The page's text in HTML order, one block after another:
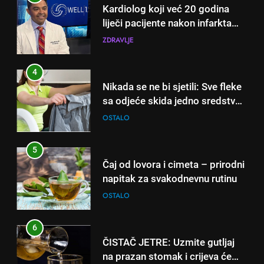
Kardiolog koji već 20 godina
liječi pacijente nakon infarkta
otkrio: Ove 4 jutarnje navike
dana!
ZDRAVLJE
4
Nikada se ne bi sjetili: Sve fleke
sa odjeće skida jedno sredstvo
koje svi imamo u kući
OSTALO
5
Čaj od lovora i cimeta – prirodni
napitak za svakodnevnu rutinu
OSTALO
6
ČISTAČ JETRE: Uzmite gutljaj
na prazan stomak i crijeva će
5